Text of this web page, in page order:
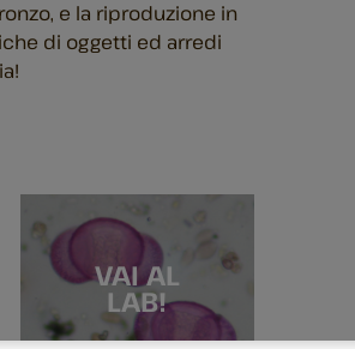
e la riproduzione in
di oggetti ed arredi
VAI AL
LAB!